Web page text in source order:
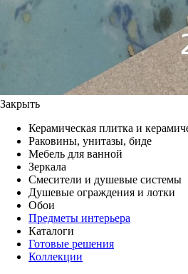
Закрыть
Керамическая плитка и
Раковины, унитазы, биде
Мебель для ванной
Зеркала
Смесители и душевые системы
Душевые ограждения и лотки
Обои
Предметы интерьера
Каталоги
Готовые решения
Коллекции